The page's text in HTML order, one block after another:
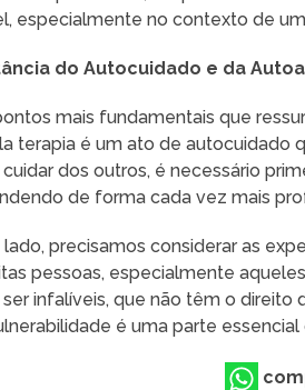
especialmente no contexto de
do Autocuidado e da
mais fundamentais que
terapia é um ato de autocuidado
cuidar dos outros, é necessário
de forma cada vez mais
precisamos considerar as
pessoas, especialmente
infalíveis, que não têm o direito
é uma parte